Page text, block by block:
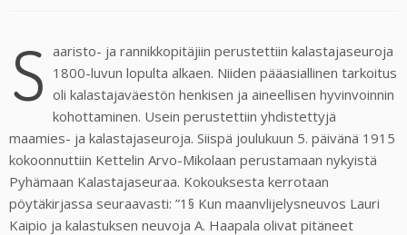
S aaristo- ja rannikkopitäjiin perustettiin kalastajaseuroja
1800-luvun lopulta alkaen. Niiden pääasiallinen tarkoitus
oli kalastajaväestön henkisen ja aineellisen hyvinvoinnin
kohottaminen. Usein perustettiin yhdistettyjä
maamies- ja kalastajaseuroja. Siispä joulukuun 5. päivänä 1915
kokoonnuttiin Kettelin Arvo-Mikolaan perustamaan nykyistä
Pyhämaan Kalastajaseuraa. Kokouksesta kerrotaan
pöytäkirjassa seuraavasti: ”1§ Kun maanvlijelysneuvos Lauri
Kaipio ja kalastuksen neuvoja A. Haapala olivat pitäneet